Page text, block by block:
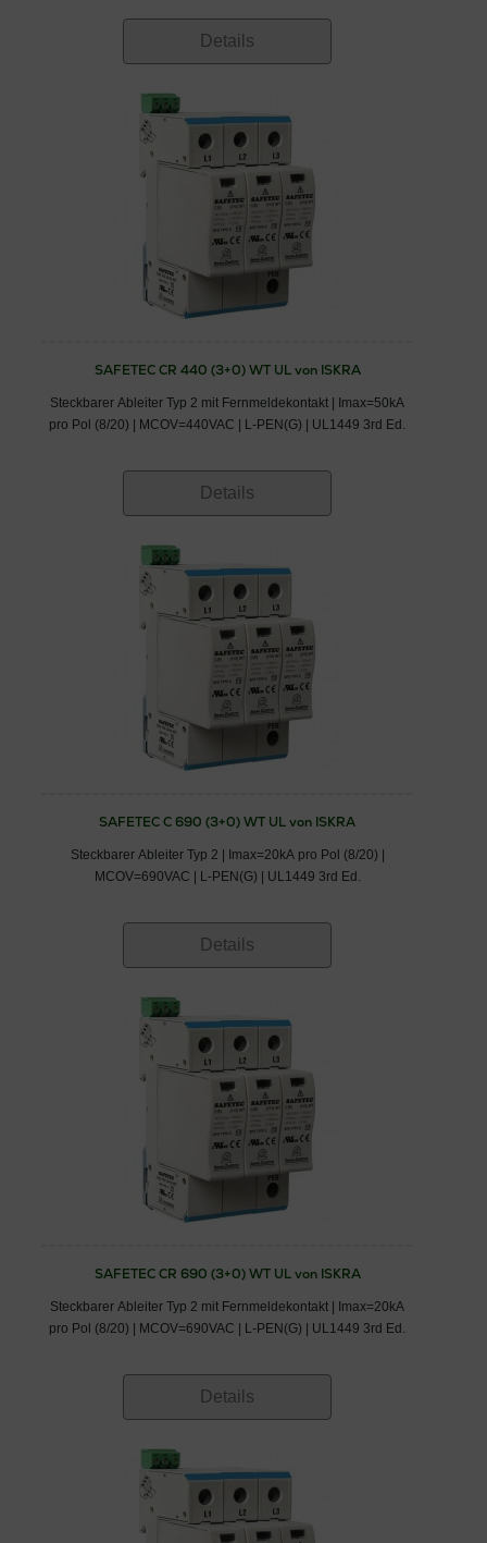
Details
SAFETEC CR 440 (3+0) WT UL von ISKRA
Steckbarer Ableiter Typ 2 mit Fernmeldekontakt | Imax=50kA
pro Pol (8/20) | MCOV=440VAC | L-PEN(G) | UL1449 3rd Ed.
Details
SAFETEC C 690 (3+0) WT UL von ISKRA
Steckbarer Ableiter Typ 2 | Imax=20kA pro Pol (8/20) |
MCOV=690VAC | L-PEN(G) | UL1449 3rd Ed.
Details
SAFETEC CR 690 (3+0) WT UL von ISKRA
Steckbarer Ableiter Typ 2 mit Fernmeldekontakt | Imax=20kA
pro Pol (8/20) | MCOV=690VAC | L-PEN(G) | UL1449 3rd Ed.
Details